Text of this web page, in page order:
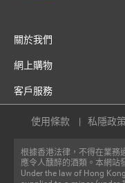
關於我們
網上購物
客戶服務
根據香港法律，不得在業務
應令人醺醉的酒類。本網站
Under the law of Hong
使用條款 私隱政